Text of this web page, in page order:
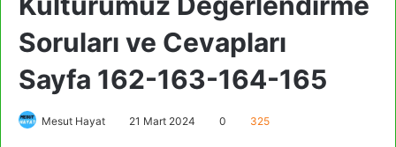
Soruları ve Cevapları
Sayfa 162-163-164-165
Mesut Hayat 21 Mart 2024 0 325